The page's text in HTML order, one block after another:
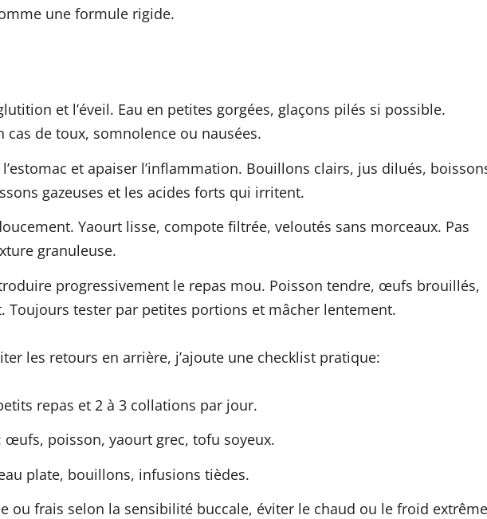
une formule rigide.
et l’éveil. Eau en petites gorgées, glaçons pilés si possible.
de toux, somnolence ou nausées.
et apaiser l’inflammation. Bouillons clairs, jus dilués,
gazeuses et les acides forts qui irritent.
Yaourt lisse, compote filtrée, veloutés sans morceaux. Pas
granuleuse.
progressivement le repas mou. Poisson tendre, œufs brouillés,
Toujours tester par petites portions et mâcher lentement.
les retours en arrière, j’ajoute une checklist pratique:
repas et 2 à 3 collations par jour.
œufs, poisson, yaourt grec, tofu soyeux.
plate, bouillons, infusions tièdes.
ou frais selon la sensibilité buccale, éviter le chaud ou le froid